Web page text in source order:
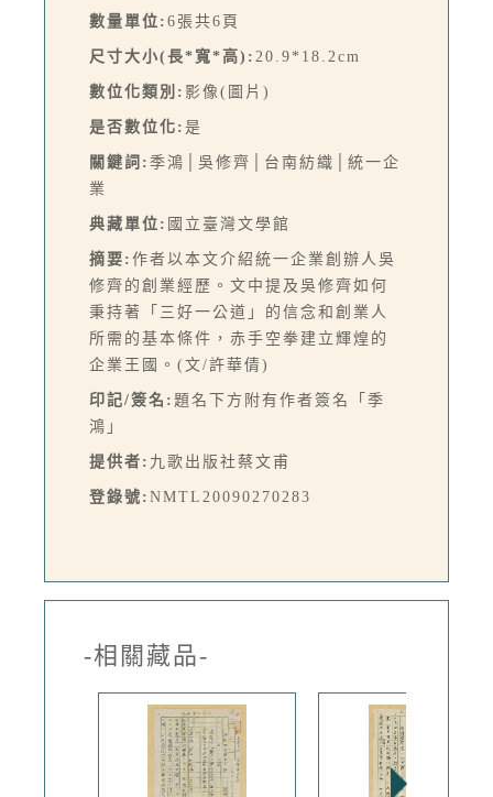
數量單位: 6張共6頁
尺寸大小(長*寬*高): 20.9*18.2cm
數位化類別: 影像(圖片)
是否數位化: 是
關鍵詞: 季鴻│吳修齊│台南紡織│統一企
業
典藏單位: 國立臺灣文學館
摘要: 作者以本文介紹統一企業創辦人吳
修齊的創業經歷。文中提及吳修齊如何
秉持著「三好一公道」的信念和創業人
所需的基本條件，赤手空拳建立輝煌的
企業王國。(文/許華倩)
印記/簽名: 題名下方附有作者簽名「季
鴻」
提供者: 九歌出版社蔡文甫
登錄號: NMTL20090270283
-相關藏品-